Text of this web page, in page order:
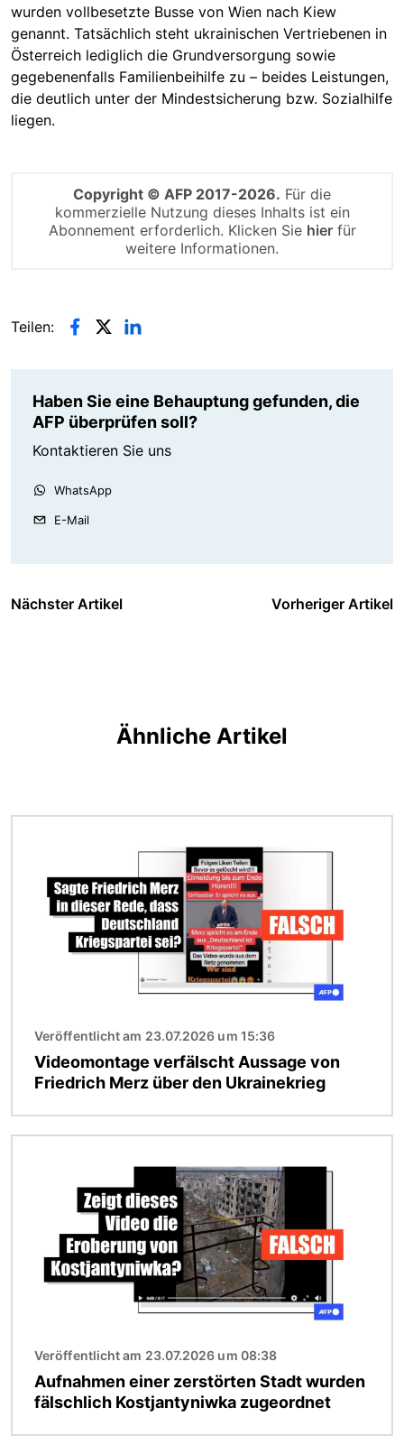
wurden vollbesetzte Busse von Wien nach Kiew
genannt. Tatsächlich steht ukrainischen Vertriebenen in
Österreich lediglich die Grundversorgung sowie
gegebenenfalls Familienbeihilfe zu – beides Leistungen,
die deutlich unter der Mindestsicherung bzw. Sozialhilfe
liegen.
Copyright © AFP 2017-2026. Für die
kommerzielle Nutzung dieses Inhalts ist ein
Abonnement erforderlich. Klicken Sie hierfür
weitere Informationen.
Teilen:
Haben Sie eine Behauptung gefunden, die
AFP überprüfen soll?
Kontaktieren Sie uns
WhatsApp
E-Mail
Nächster Artikel Vorheriger Artikel
Ähnliche Artikel
Veröffentlicht am 23.07.2026 um 15:36
Videomontage verfälscht Aussage von
Friedrich Merz über den Ukrainekrieg
Veröffentlicht am 23.07.2026 um 08:38
Aufnahmen einer zerstörten Stadt wurden
fälschlich Kostjantyniwka zugeordnet